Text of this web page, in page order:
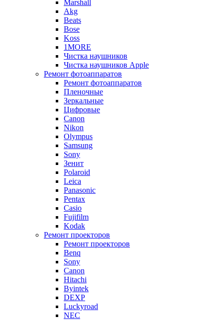
Marshall
Akg
Beats
Bose
Koss
1MORE
Чистка наушников
Чистка наушников Apple
Ремонт фотоаппаратов
Ремонт фотоаппаратов
Пленочные
Зеркальные
Цифровые
Canon
Nikon
Olympus
Samsung
Sony
Зенит
Polaroid
Leica
Panasonic
Pentax
Casio
Fujifilm
Kodak
Ремонт проекторов
Ремонт проекторов
Benq
Sony
Canon
Hitachi
Byintek
DEXP
Luckyroad
NEC